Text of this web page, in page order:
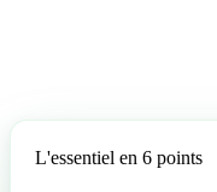
L'essentiel en 6 points